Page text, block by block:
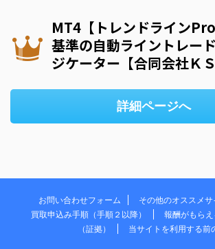
MT4【トレンドライン
基準の自動ライントレー
ジケーター【合同会社ＫＳ
詳細ページへ
お問い合わせフォーム その他のオススメ
買取申込み手順（手順２以降）
報酬がもら
（証拠）
当サイトを利用する前